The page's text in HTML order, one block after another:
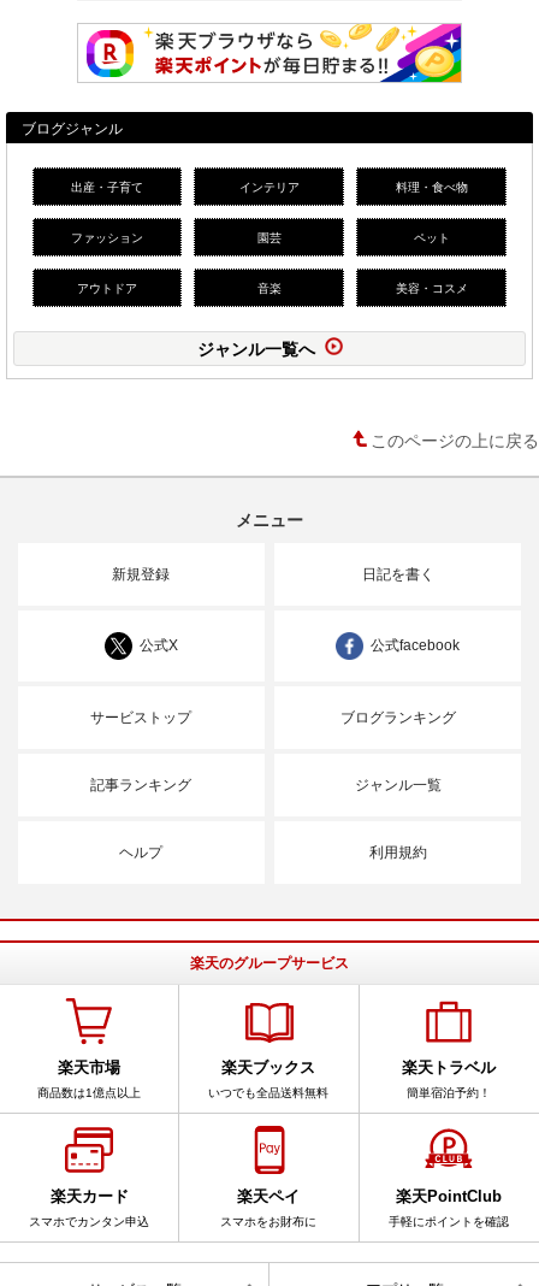
ブログジャンル
出産・子育て インテリア 料理・食べ物
ファッション 園芸 ペット
アウトドア 音楽 美容・コスメ
ジャンル一覧へ
このページの上に戻る
メニュー
新規登録 日記を書く
公式X 公式facebook
サービストップ ブログランキング
記事ランキング ジャンル一覧
ヘルプ 利用規約
楽天のグループサービス
楽天市場
商品数は1億点以上
楽天ブックス
いつでも全品送料無料
楽天トラベル
簡単宿泊予約！
楽天カード
スマホでカンタン申込
楽天ペイ
スマホをお財布に
楽天PointClub
手軽にポイントを確認